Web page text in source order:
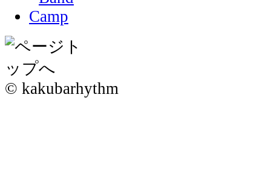
© kakubarhythm